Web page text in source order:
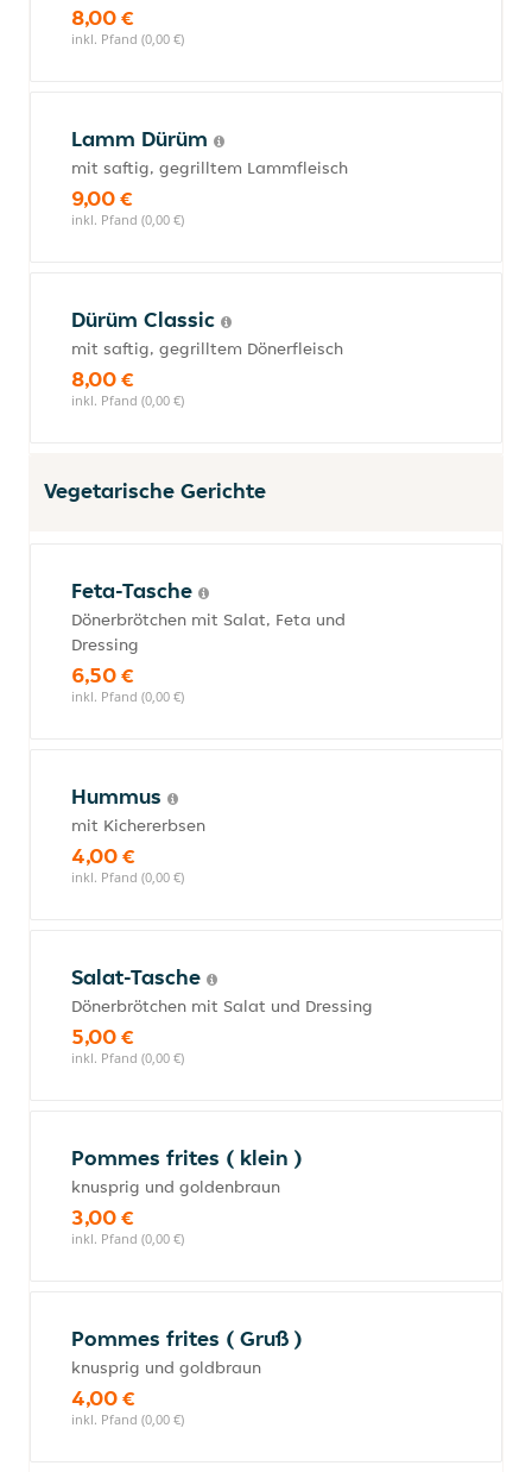
8,00 €
inkl. Pfand (0,00 €)
Lamm Dürüm
mit saftig, gegrilltem Lammfleisch
9,00 €
inkl. Pfand (0,00 €)
Dürüm Classic
mit saftig, gegrilltem Dönerfleisch
8,00 €
inkl. Pfand (0,00 €)
Vegetarische Gerichte
Feta-Tasche
Dönerbrötchen mit Salat, Feta und
Dressing
6,50 €
inkl. Pfand (0,00 €)
Hummus
mit Kichererbsen
4,00 €
inkl. Pfand (0,00 €)
Salat-Tasche
Dönerbrötchen mit Salat und Dressing
5,00 €
inkl. Pfand (0,00 €)
Pommes frites ( klein )
knusprig und goldenbraun
3,00 €
inkl. Pfand (0,00 €)
Pommes frites ( Gruß )
knusprig und goldbraun
4,00 €
inkl. Pfand (0,00 €)